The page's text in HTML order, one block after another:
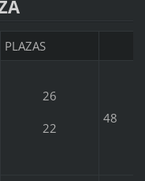
PLAZAS
26
22
48